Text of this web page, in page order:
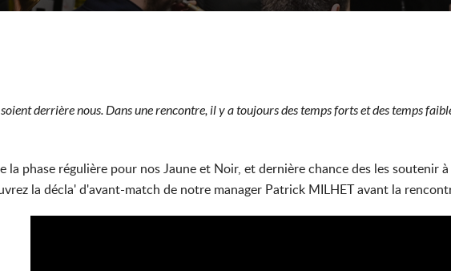
derrière nous. Dans une rencontre, il y a toujours des temps forts et des temps
la phase régulière pour nos Jaune et Noir, et dernière chance des les soutenir
la décla' d'avant-match de notre manager Patrick MILHET avant la